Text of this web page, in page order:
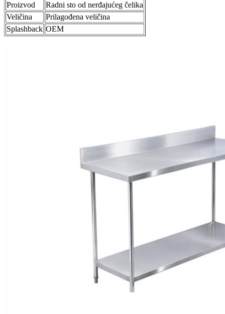
Proizvod
Radni sto od nerđajućeg čelika
Veličina
Prilagođena veličina
Splashback OEM